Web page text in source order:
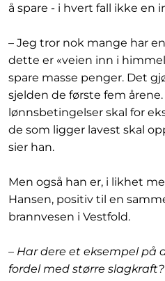
å spare - i hvert fall ikke en
– Jeg tror nok mange har
dette er «veien inn i
spare masse penger. Det
sjelden de første fem
lønnsbetingelser skal for
de som ligger lavest skal
sier han.
Men også han er, i likhet
Hansen, positiv til en
brannvesen i Vestfold.
– Har dere et eksempel på
fordel med større slagkraft?